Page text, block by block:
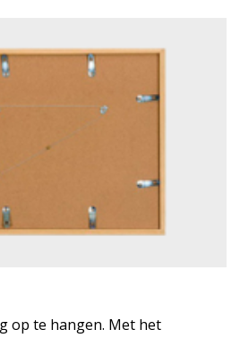
op te hangen. Met het